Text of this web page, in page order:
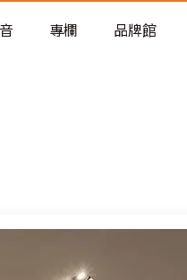
值煥新術
專欄 品牌館